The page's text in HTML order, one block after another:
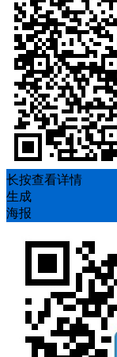
长按查看详情
生成
海报